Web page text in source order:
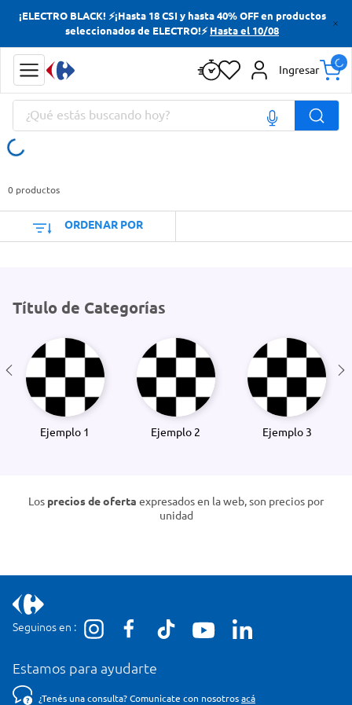
¡ELECTRO BLACK! ⚡¡Hasta 18 CSI y hasta 40% OFF en productos
seleccionados de ELECTRO!⚡ Hasta el 10/08
Ingresar
¿Qué estás buscando hoy?
0 productos
ORDENAR POR
Título de Categorías
Ejemplo 1 Ejemplo 2 Ejemplo 3
Los precios de oferta expresados en la web, son precios por
unidad
Seguinos en :
Estamos para ayudarte
¿Tenés una consulta? Comunicate con nosotros acá
Términos más buscados
Yerba
Cerveza
Papas Fritas
Términos más buscados
Yerba
Cerveza
Papas Fritas